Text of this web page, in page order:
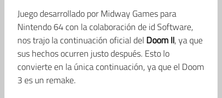
Juego desarrollado por Midway Games para
Nintendo 64 con la colaboración de id Software,
nos trajo la continuación oficial del Doom II, ya que
sus hechos ocurren justo después. Esto lo
convierte en la única continuación, ya que el Doom
3 es un remake.